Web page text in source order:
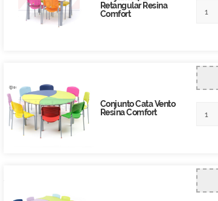
Retangular Resina
Comfort
Conjunto Cata Vento
Resina Comfort